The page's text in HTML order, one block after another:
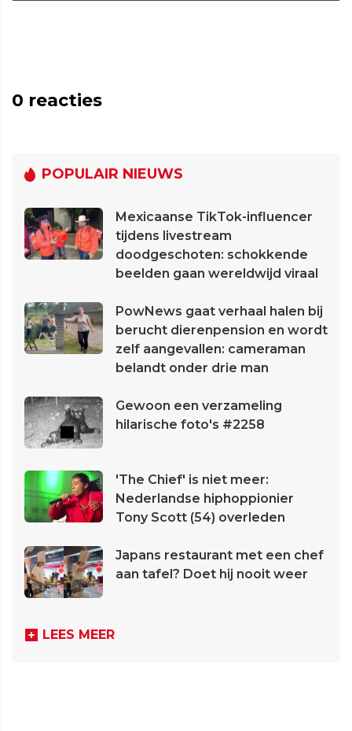
0 reacties
POPULAIR NIEUWS
Mexicaanse TikTok-influencer
tijdens livestream
doodgeschoten: schokkende
beelden gaan wereldwijd viraal
PowNews gaat verhaal halen bij
berucht dierenpension en wordt
zelf aangevallen: cameraman
belandt onder drie man
Gewoon een verzameling
hilarische foto's #2258
'The Chief' is niet meer:
Nederlandse hiphoppionier
Tony Scott (54) overleden
Japans restaurant met een chef
aan tafel? Doet hij nooit weer
LEES MEER